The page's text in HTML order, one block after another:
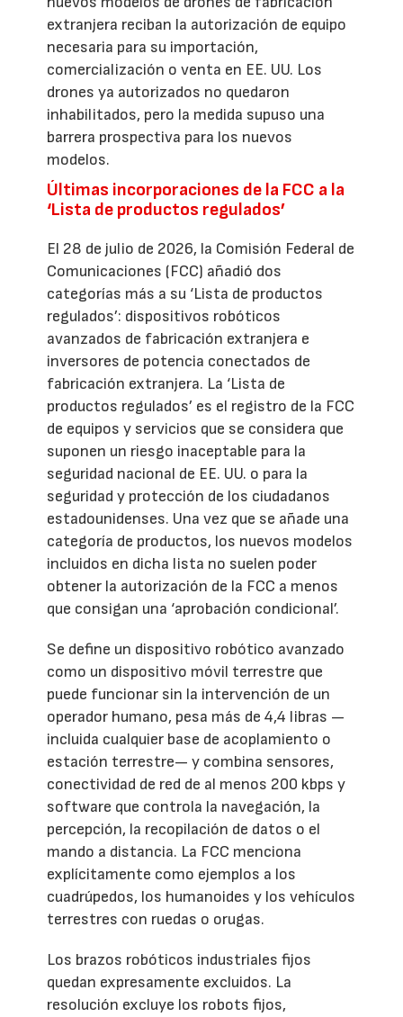
extranjera reciban la autorización de equipo
necesaria para su importación,
comercialización o venta en EE. UU. Los
drones ya autorizados no quedaron
inhabilitados, pero la medida supuso una
barrera prospectiva para los nuevos
modelos.
Últimas incorporaciones de la FCC a la
‘Lista de productos regulados’
El 28 de julio de 2026, la Comisión Federal de
Comunicaciones (FCC) añadió dos
categorías más a su ‘Lista de productos
regulados’: dispositivos robóticos
avanzados de fabricación extranjera e
inversores de potencia conectados de
fabricación extranjera. La ‘Lista de
productos regulados’ es el registro de la FCC
de equipos y servicios que se considera que
suponen un riesgo inaceptable para la
seguridad nacional de EE. UU. o para la
seguridad y protección de los ciudadanos
estadounidenses. Una vez que se añade una
categoría de productos, los nuevos modelos
incluidos en dicha lista no suelen poder
obtener la autorización de la FCC a menos
que consigan una ‘aprobación condicional’.
Se define un dispositivo robótico avanzado
como un dispositivo móvil terrestre que
puede funcionar sin la intervención de un
operador humano, pesa más de 4,4 libras —
incluida cualquier base de acoplamiento o
estación terrestre— y combina sensores,
conectividad de red de al menos 200 kbps y
software que controla la navegación, la
percepción, la recopilación de datos o el
mando a distancia. La FCC menciona
explícitamente como ejemplos a los
cuadrúpedos, los humanoides y los vehículos
terrestres con ruedas o orugas.
Los brazos robóticos industriales fijos
quedan expresamente excluidos. La
resolución excluye los robots fijos,